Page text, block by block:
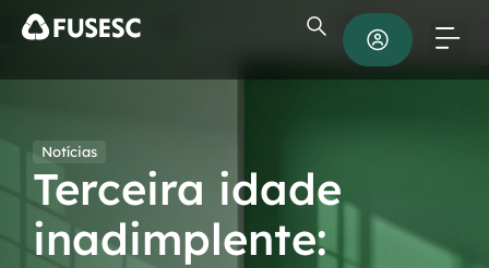
Notícias
Terceira idade
inadimplente: